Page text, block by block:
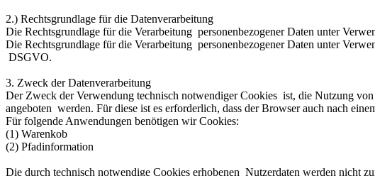
2.) Rechtsgrundlage für die Datenverarbeitung
Die Rechtsgrundlage für die Verarbeitung personenbezogener Daten unter
Die Rechtsgrundlage für die Verarbeitung personenbezogener Daten unter
DSGVO.
3. Zweck der Datenverarbeitung
Der Zweck der Verwendung technisch notwendiger Cookies ist, die Nutzung
angeboten werden. Für diese ist es erforderlich, dass der Browser auch nach
Für folgende Anwendungen benötigen wir Cookies:
(1) Warenkob
(2) Pfadinformation
Die durch technisch notwendige Cookies erhobenen Nutzerdaten werden nicht